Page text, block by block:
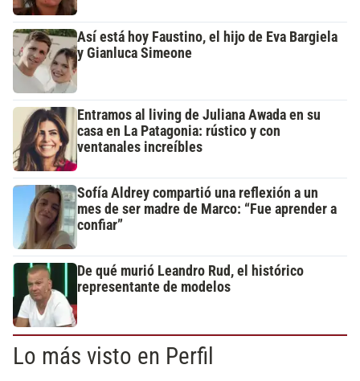
Así está hoy Faustino, el hijo de Eva Bargiela
y Gianluca Simeone
Entramos al living de Juliana Awada en su
casa en La Patagonia: rústico y con
ventanales increíbles
Sofía Aldrey compartió una reflexión a un
mes de ser madre de Marco: “Fue aprender a
confiar”
De qué murió Leandro Rud, el histórico
representante de modelos
Lo más visto en Perfil